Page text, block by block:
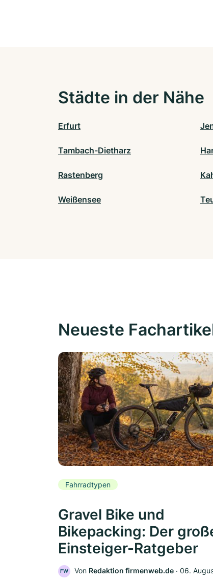
Städte in der Nähe
Erfurt
Tambach-Dietharz
Rastenberg
Weißensee
Neueste
Fahrradtypen
Gravel Bike und
Bikepacking: Der
Einsteiger-Ratgeber
FW Von Redaktion firmenweb.de ‧ 06.